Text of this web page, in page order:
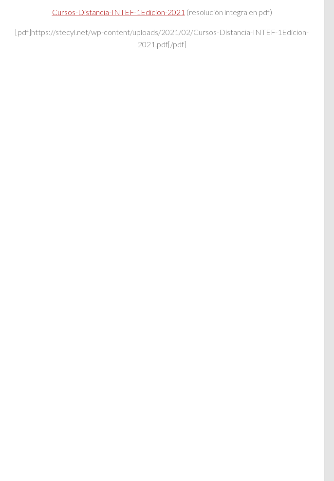
Cursos-Distancia-INTEF-1Edicion-2021 (resolución íntegra en pdf)
[pdf]https://stecyl.net/wp-content/uploads/2021/02/Cursos-Distancia-INTEF-1Edicion-
2021.pdf[/pdf]